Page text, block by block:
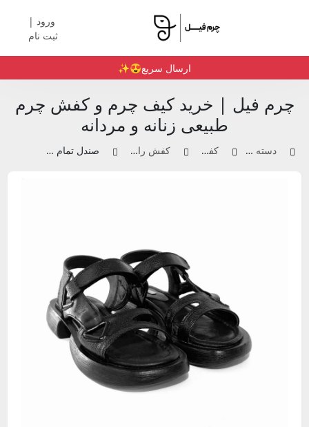
ورود |
ثبت نام
ارسال سریع😍✨️
چرم فیل | خرید کیف چرم و کفش چرم
طبیعی زنانه و مردانه
دسته بندی محصولات کفش چرم زنانه کفش راحتی و اسنیکر زنانه صندل تمام چرم زنانه | کد 0013